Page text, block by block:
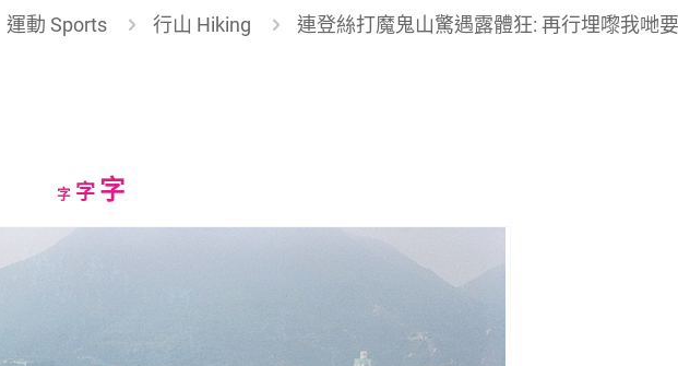
運動 Sports 行山 Hiking 連登絲打魔鬼山驚遇露體狂: 再行埋嚟我哋
字Decrease
字Reset
字Increase
font